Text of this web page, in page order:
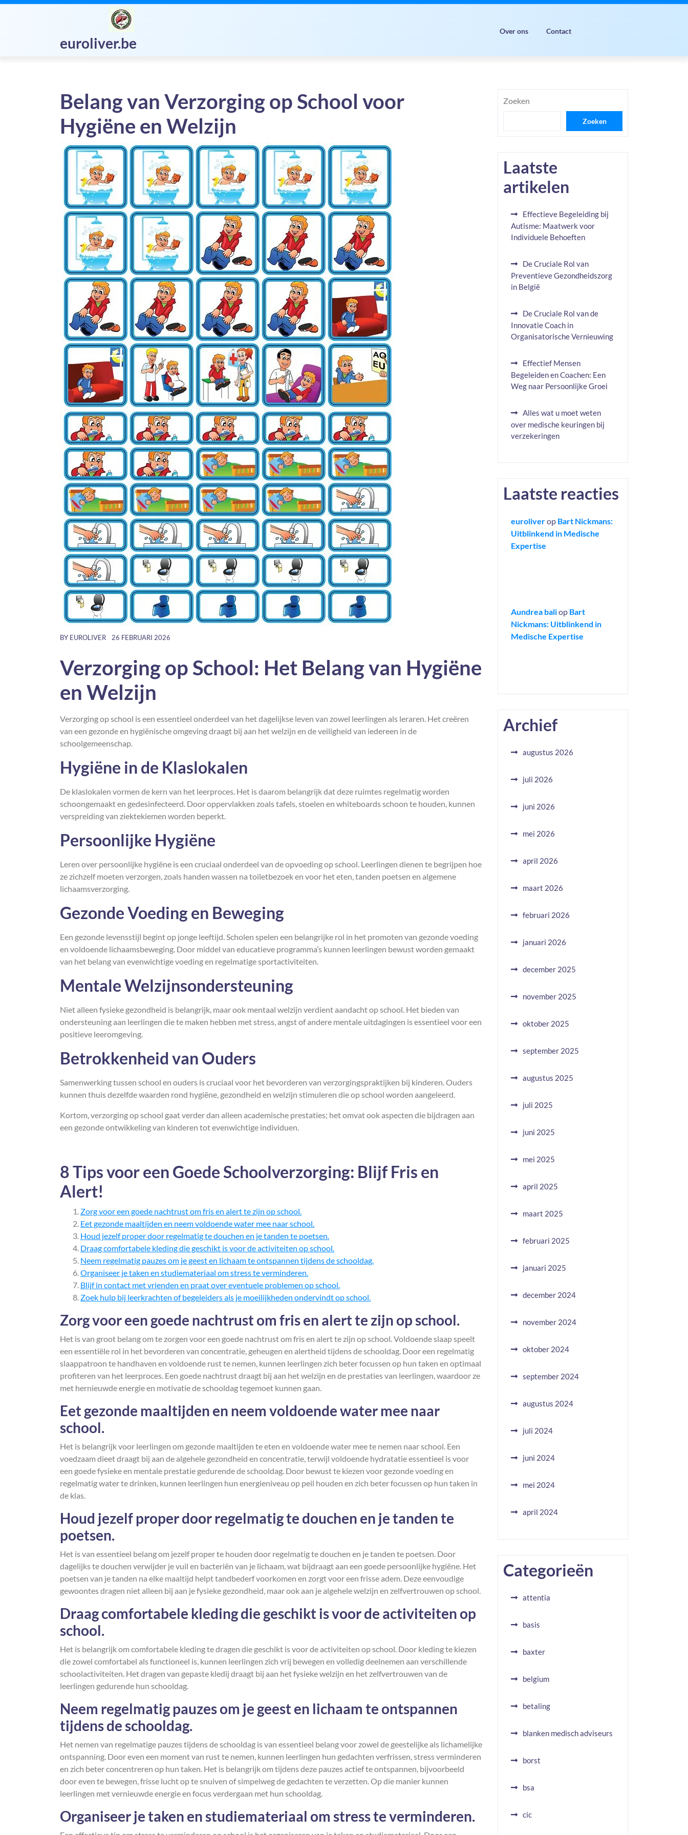
Skip
euroliver.be
Over ons Contact
Belang van Verzorging op School voor
Hygiëne en Welzijn
BY EUROLIVER 26 FEBRUARI 2026
Verzorging op School: Het Belang van Hygiëne
en Welzijn
Verzorging op school is een essentieel onderdeel van het dagelijkse leven van zowel leerlingen als leraren. Het creëren
van een gezonde en hygiënische omgeving draagt bij aan het welzijn en de veiligheid van iedereen in de
schoolgemeenschap.
Hygiëne in de Klaslokalen
De klaslokalen vormen de kern van het leerproces. Het is daarom belangrijk dat deze ruimtes regelmatig worden
schoongemaakt en gedesinfecteerd. Door oppervlakken zoals tafels, stoelen en whiteboards schoon te houden, kunnen
verspreiding van ziektekiemen worden beperkt.
Persoonlijke Hygiëne
Leren over persoonlijke hygiëne is een cruciaal onderdeel van de opvoeding op school. Leerlingen dienen te begrijpen hoe
ze zichzelf moeten verzorgen, zoals handen wassen na toiletbezoek en voor het eten, tanden poetsen en algemene
lichaamsverzorging.
Gezonde Voeding en Beweging
Een gezonde levensstijl begint op jonge leeftijd. Scholen spelen een belangrijke rol in het promoten van gezonde voeding
en voldoende lichaamsbeweging. Door middel van educatieve programma’s kunnen leerlingen bewust worden gemaakt
van het belang van evenwichtige voeding en regelmatige sportactiviteiten.
Mentale Welzijnsondersteuning
Niet alleen fysieke gezondheid is belangrijk, maar ook mentaal welzijn verdient aandacht op school. Het bieden van
ondersteuning aan leerlingen die te maken hebben met stress, angst of andere mentale uitdagingen is essentieel voor een
positieve leeromgeving.
Betrokkenheid van Ouders
Samenwerking tussen school en ouders is cruciaal voor het bevorderen van verzorgingspraktijken bij kinderen. Ouders
kunnen thuis dezelfde waarden rond hygiëne, gezondheid en welzijn stimuleren die op school worden aangeleerd.
Kortom, verzorging op school gaat verder dan alleen academische prestaties; het omvat ook aspecten die bijdragen aan
een gezonde ontwikkeling van kinderen tot evenwichtige individuen.
8 Tips voor een Goede Schoolverzorging: Blijf Fris en
Alert!
Zorg voor een goede nachtrust om fris en alert te zijn op school.
Eet gezonde maaltijden en neem voldoende water mee naar school.
Houd jezelf proper door regelmatig te douchen en je tanden te poetsen.
Draag comfortabele kleding die geschikt is voor de activiteiten op school.
Neem regelmatig pauzes om je geest en lichaam te ontspannen tijdens de schooldag.
Organiseer je taken en studiemateriaal om stress te verminderen.
Blijf in contact met vrienden en praat over eventuele problemen op school.
Zoek hulp bij leerkrachten of begeleiders als je moeilijkheden ondervindt op school.
Zorg voor een goede nachtrust om fris en alert te zijn op school.
Het is van groot belang om te zorgen voor een goede nachtrust om fris en alert te zijn op school. Voldoende slaap speelt
een essentiële rol in het bevorderen van concentratie, geheugen en alertheid tijdens de schooldag. Door een regelmatig
slaappatroon te handhaven en voldoende rust te nemen, kunnen leerlingen zich beter focussen op hun taken en optimaal
profiteren van het leerproces. Een goede nachtrust draagt bij aan het welzijn en de prestaties van leerlingen, waardoor ze
met hernieuwde energie en motivatie de schooldag tegemoet kunnen gaan.
Eet gezonde maaltijden en neem voldoende water mee naar
school.
Het is belangrijk voor leerlingen om gezonde maaltijden te eten en voldoende water mee te nemen naar school. Een
voedzaam dieet draagt bij aan de algehele gezondheid en concentratie, terwijl voldoende hydratatie essentieel is voor
een goede fysieke en mentale prestatie gedurende de schooldag. Door bewust te kiezen voor gezonde voeding en
regelmatig water te drinken, kunnen leerlingen hun energieniveau op peil houden en zich beter focussen op hun taken in
de klas.
Houd jezelf proper door regelmatig te douchen en je tanden te
poetsen.
Het is van essentieel belang om jezelf proper te houden door regelmatig te douchen en je tanden te poetsen. Door
dagelijks te douchen verwijder je vuil en bacteriën van je lichaam, wat bijdraagt aan een goede persoonlijke hygiëne. Het
poetsen van je tanden na elke maaltijd helpt tandbederf voorkomen en zorgt voor een frisse adem. Deze eenvoudige
gewoontes dragen niet alleen bij aan je fysieke gezondheid, maar ook aan je algehele welzijn en zelfvertrouwen op school.
Draag comfortabele kleding die geschikt is voor de activiteiten op
school.
Het is belangrijk om comfortabele kleding te dragen die geschikt is voor de activiteiten op school. Door kleding te kiezen
die zowel comfortabel als functioneel is, kunnen leerlingen zich vrij bewegen en volledig deelnemen aan verschillende
schoolactiviteiten. Het dragen van gepaste kledij draagt bij aan het fysieke welzijn en het zelfvertrouwen van de
leerlingen gedurende hun schooldag.
Neem regelmatig pauzes om je geest en lichaam te ontspannen
tijdens de schooldag.
Het nemen van regelmatige pauzes tijdens de schooldag is van essentieel belang voor zowel de geestelijke als lichamelijke
ontspanning. Door even een moment van rust te nemen, kunnen leerlingen hun gedachten verfrissen, stress verminderen
en zich beter concentreren op hun taken. Het is belangrijk om tijdens deze pauzes actief te ontspannen, bijvoorbeeld
door even te bewegen, frisse lucht op te snuiven of simpelweg de gedachten te verzetten. Op die manier kunnen
leerlingen met vernieuwde energie en focus verdergaan met hun schooldag.
Organiseer je taken en studiemateriaal om stress te verminderen.
Zoeken
Zoeken
Laatste
artikelen
Effectieve Begeleiding bij
Autisme: Maatwerk voor
Individuele Behoeften
De Cruciale Rol van
Preventieve Gezondheidszorg
in België
De Cruciale Rol van de
Innovatie Coach in
Organisatorische Vernieuwing
Effectief Mensen
Begeleiden en Coachen: Een
Weg naar Persoonlijke Groei
Alles wat u moet weten
over medische keuringen bij
verzekeringen
Laatste reacties
euroliverop Bart Nickmans:
Uitblinkend in Medische
Expertise
Aundrea baliop Bart
Nickmans: Uitblinkend in
Medische Expertise
Archief
augustus 2026
juli 2026
juni 2026
mei 2026
april 2026
maart 2026
februari 2026
januari 2026
december 2025
november 2025
oktober 2025
september 2025
augustus 2025
juli 2025
juni 2025
mei 2025
april 2025
maart 2025
februari 2025
januari 2025
december 2024
november 2024
oktober 2024
september 2024
augustus 2024
juli 2024
juni 2024
mei 2024
april 2024
Categorieën
attentia
basis
baxter
belgium
betaling
blanken medisch adviseurs
borst
bsa
cic